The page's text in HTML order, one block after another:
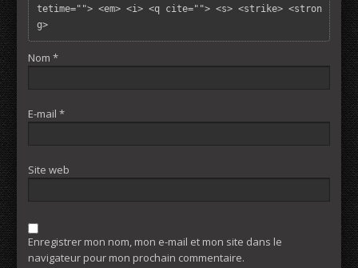
tetime=""> <em> <i> <q cite=""> <s> <strike> <stron
g>
Nom *
E-mail *
Site web
Enregistrer mon nom, mon e-mail et mon site dans le
navigateur pour mon prochain commentaire.